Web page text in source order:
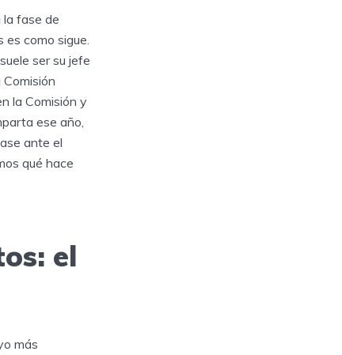
la fase de
como sigue.
ser su jefe
la Comisión y
ese año,
ante el
qué hace
el
más